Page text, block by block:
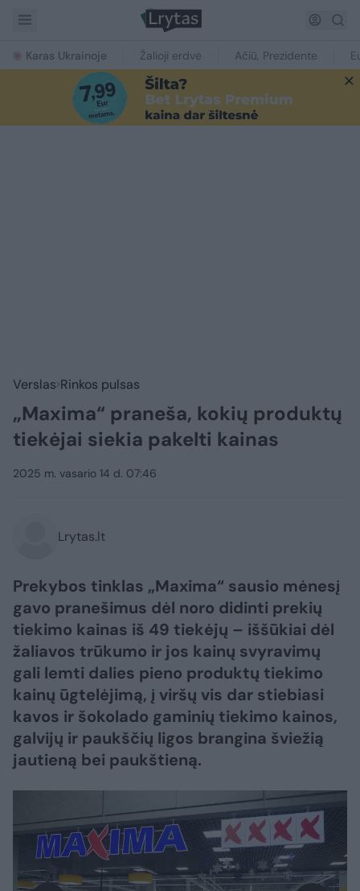
Karas Ukrainoje Žalioji erdvė Ačiū, Prezidente
Verslas Rinkos pulsas
„Maxima“ praneša, kokių produktų
tiekėjai siekia pakelti kainas
2025 m. vasario 14 d. 07:46
Lrytas.lt
Prekybos tinklas „Maxima“ sausio mėnesį
gavo pranešimus dėl noro didinti prekių
tiekimo kainas iš 49 tiekėjų – iššūkiai dėl
žaliavos trūkumo ir jos kainų svyravimų
gali lemti dalies pieno produktų tiekimo
kainų ūgtelėjimą, į viršų vis dar stiebiasi
kavos ir šokolado gaminių tiekimo kainos,
galvijų ir paukščių ligos brangina šviežią
jautieną bei paukštieną.